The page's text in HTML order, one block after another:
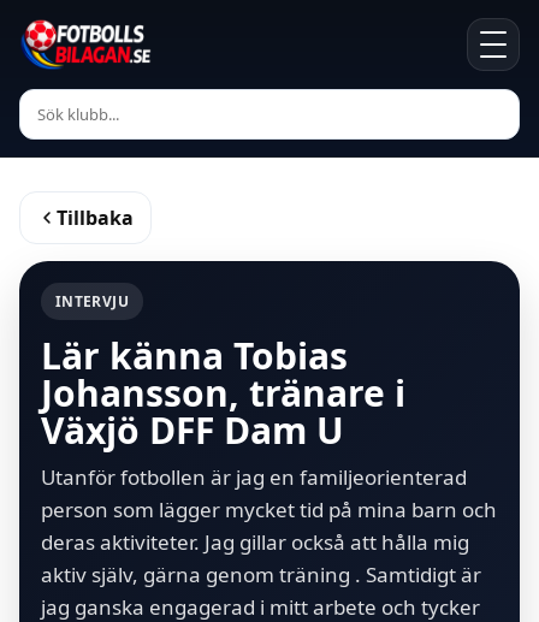
Tillbaka
INTERVJU
Lär känna Tobias
Johansson, tränare i
Växjö DFF Dam U
Utanför fotbollen är jag en familjeorienterad
person som lägger mycket tid på mina barn och
deras aktiviteter. Jag gillar också att hålla mig
aktiv själv, gärna genom träning . Samtidigt är
jag ganska engagerad i mitt arbete och tycker